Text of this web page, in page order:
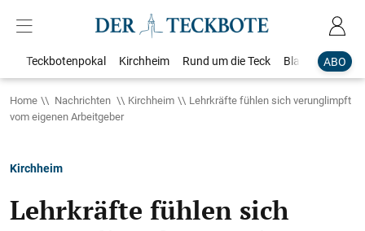
ABO
Teckbotenpokal Kirchheim Rund um die Teck Blaulicht
Home Nachrichten Kirchheim
Lehrkräfte fühlen sich verunglimpft
vom eigenen Arbeitgeber
Kirchheim
Lehrkräfte fühlen sich